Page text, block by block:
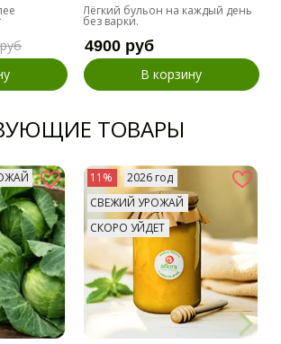
Лёгкий бульон на каждый день
без варки.
4900 руб
В корзину
ТОВАРЫ
11%
2026 год
СВЕЖИЙ УРОЖАЙ
СКОРО УЙДЕТ